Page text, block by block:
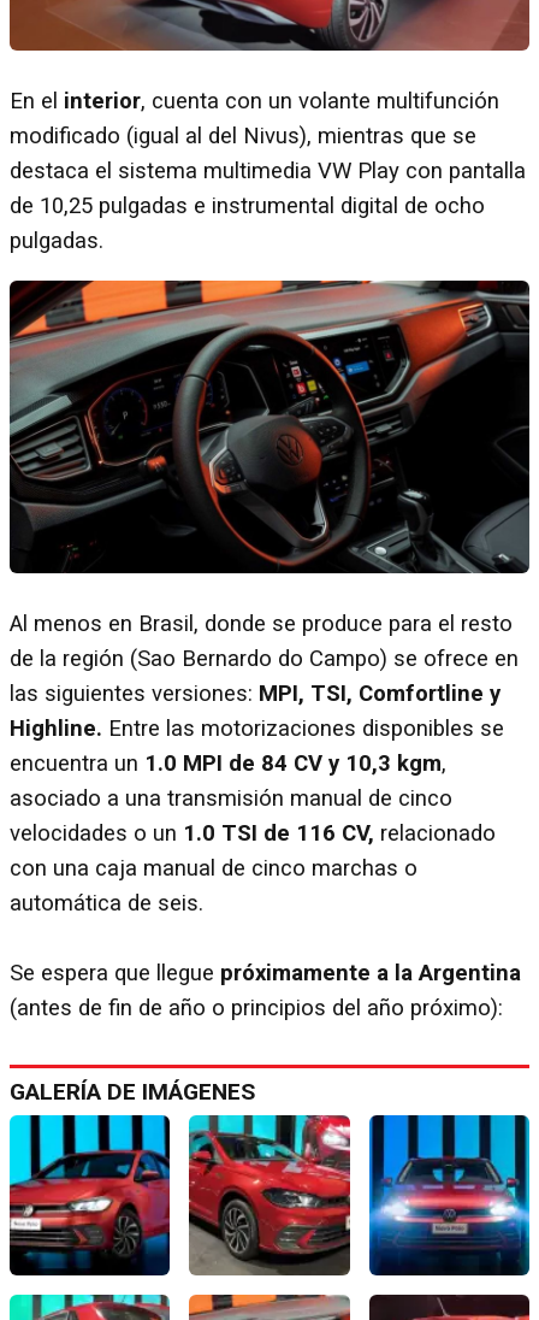
En el interior, cuenta con un volante multifunción
modificado (igual al del Nivus), mientras que se
destaca el sistema multimedia VW Play con pantalla
de 10,25 pulgadas e instrumental digital de ocho
pulgadas.
Al menos en Brasil, donde se produce para el resto
de la región (Sao Bernardo do Campo) se ofrece en
las siguientes versiones: MPI, TSI, Comfortline y
Highline. Entre las motorizaciones disponibles se
encuentra un 1.0 MPI de 84 CV y 10,3 kgm,
asociado a una transmisión manual de cinco
velocidades o un 1.0 TSI de 116 CV, relacionado
con una caja manual de cinco marchas o
automática de seis.
Se espera que llegue próximamente a la Argentina
(antes de fin de año o principios del año próximo):
GALERÍA DE IMÁGENES